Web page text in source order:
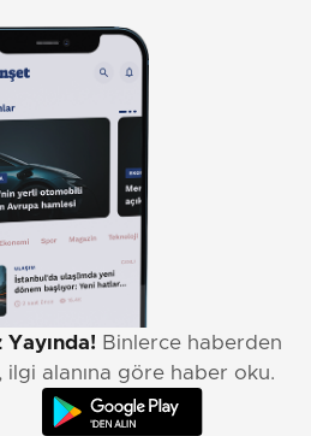
Binlerce haberden
ilgi alanına göre haber oku.